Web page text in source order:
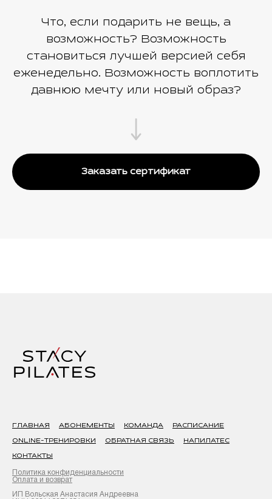
Что, если подарить не вещь, а
возможность? Возможность
становиться лучшей версией себя
еженедельно. Возможность воплотить
давнюю мечту или новый образ?
Заказать сертификат
ГЛАВНАЯ АБОНЕМЕНТЫ КОМАНДА РАСПИСАНИЕ
ONLINE-ТРЕНИРОВКИ ОБРАТНАЯ СВЯЗЬ НАПИЛАТЕС
КОНТАКТЫ
Политика конфиденциальности
Оплата и возврат
ИП Вольская Анастасия Андреевна